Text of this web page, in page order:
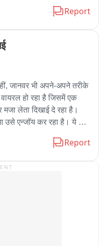
करते नजर आए। जी मीडिया
के अलग-अलग दिनों में मिलने
बच्चों ने बताया कि उन्हें
दिया जाता है और भोजन की
ने बताया कि बच्चों के लिए
के अनुसार भोजन तैयार
दी जाती है। सावन माह
दिए जा रहे हैं। मंगलवार को
पुलाव और दाल... गुरुवार
जबकि शुक्रवार को
स्कूल प्रबंधन का कहना है कि
लगातार नजर रखी जाती
हैं, ताकि बच्चों की थाली में
डे मील सिर्फ बच्चों की भूख
Report
जानवर भी अपने-अपने तरीके
हो रहा है जिसमें एक
लेता दिखाई दे रहा है।
उसे एन्जॉय कर रहा है। ये
होती है।
Report